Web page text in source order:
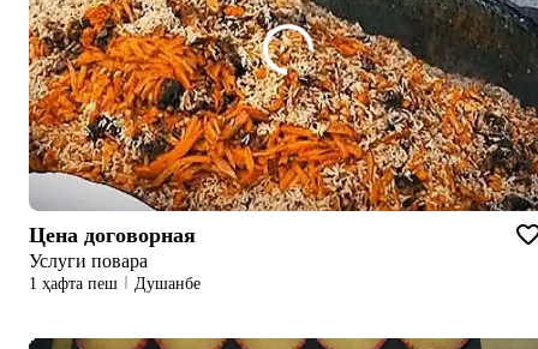
Цена договорная
Услуги повара
1 ҳафта пеш Душанбе